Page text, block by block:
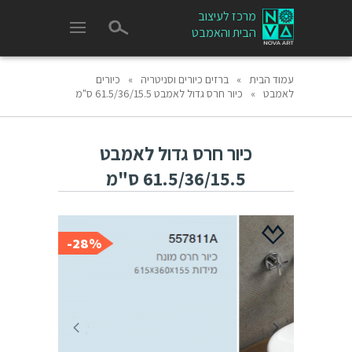
מרכז לעיצוב
הבית והאמבט
עמוד הבית » ברזים כיורים וסניטריה »
כיורים
לאמבט » כיור חרס גדול לאמבט 61.5/36/15.5 ס"מ
כיור חרס גדול לאמבט
61.5/36/15.5 ס"מ
28%-